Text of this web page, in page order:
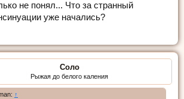
не понял... Что за странный
уже начались?
Соло
Рыжая до белого каления
↑